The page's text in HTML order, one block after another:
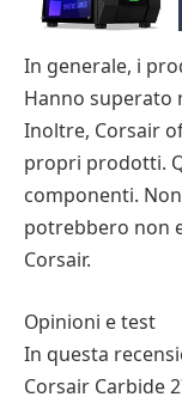
In generale, i
Hanno superato
Inoltre, Corsair
propri prodotti.
componenti.
potrebbero non
Corsair.
Opinioni e test
In questa
Corsair Carbide